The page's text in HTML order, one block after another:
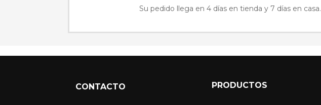
Su pedido llega en 4 días en tienda y 7 días en casa.
CONTACTO PRODUCTOS